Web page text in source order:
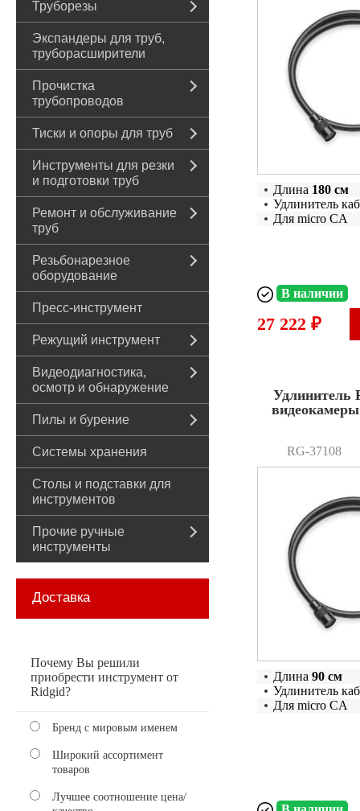
Труборезы
Экспандеры для труб,
труборасширители
Прочистка
трубопроводов
Тиски и опоры для труб
Инструменты для резки
и подготовки труб
Ремонт и обслуживание
труб
Резьбонарезное
оборудование
Пресс-инструмент
Режущий инструмент
Видеодиагностика,
осмотр и обнаружение
Пилы и бурение
Системы хранения
Столы и подставки для
инструментов
Прочие ручные
инструменты
Доставка
Почему Вы решили
приобрести инструмент от
Ridgid?
Бренд с мировым именем
Широкий ассортимент
товаров
Лучшее соотношение цена/
Длина 180 см
Удлинитель
Для micro CA
В наличии
27 222 ₽
Удлинитель
RG-37108
Длина 90 см
Удлинитель
Для micro CA